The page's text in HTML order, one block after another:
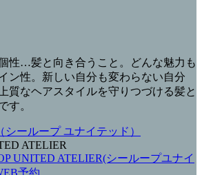
性…髪と向き合うこと。どんな魅力も
ン性。新しい自分も変わらない自分
質なヘアスタイルを守りつづける髪と
す。
ATELIER